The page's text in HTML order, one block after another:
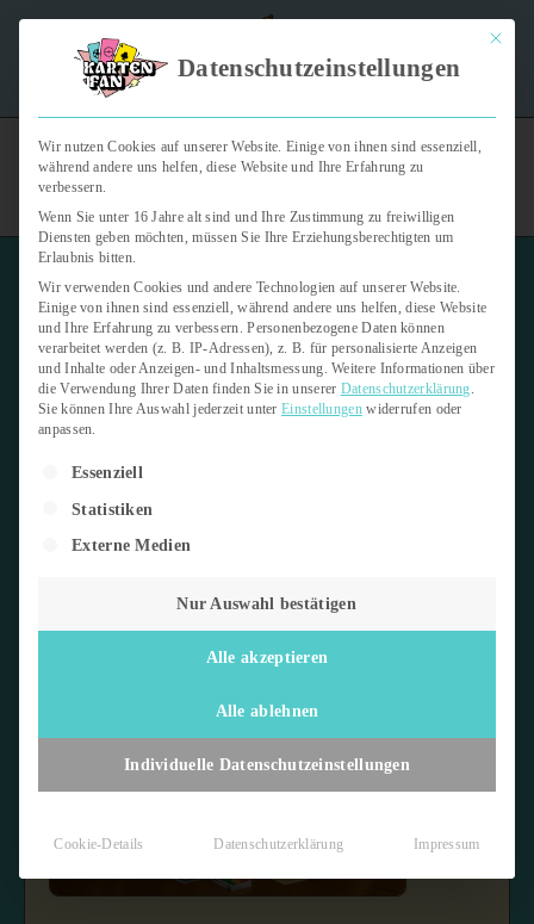
"Kartenfan – Der Podcast" | Das Hobby auf die Ohren |
UNO
Letzte Aktualisierung:
Mit
Datenschutzeinstellungen
Wir nutzen Cookies auf unserer Website. Einige von ihnen sind essenziell,
während andere uns helfen, diese Website und Ihre Erfahrung zu
verbessern.
Wenn Sie unter 16 Jahre alt sind und Ihre Zustimmung zu freiwilligen
Diensten geben möchten, müssen Sie Ihre Erziehungsberechtigten um
Erlaubnis bitten.
Wir verwenden Cookies und andere Technologien auf unserer Website.
Einige von ihnen sind essenziell, während andere uns helfen, diese Website
und Ihre Erfahrung zu verbessern. Personenbezogene Daten können
verarbeitet werden (z. B. IP-Adressen), z. B. für personalisierte Anzeigen
und Inhalte oder Anzeigen- und Inhaltsmessung. Weitere Informationen über
die Verwendung Ihrer Daten finden Sie in unserer Datenschutzerklärung.
Sie können Ihre Auswahl jederzeit unterEinstellungenwiderrufen oder
anpassen.
Es folgt eine Liste der Service-Gruppen, für die eine Einwilligung
Essenziell
Statistiken
Externe Medien
Nur Auswahl bestätigen
Alle akzeptieren
Alle ablehnen
Individuelle Datenschutzeinstellungen
Cookie-Details Datenschutzerklärung Impressum